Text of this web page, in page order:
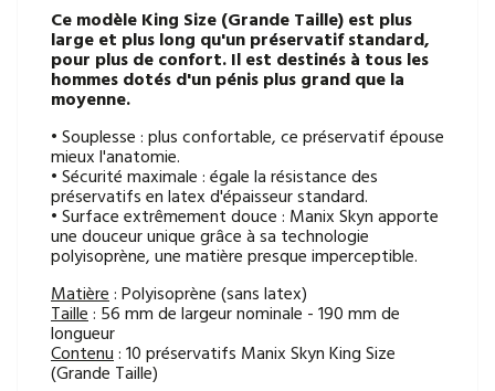
Ce modèle King Size (Grande Taille) est plus
large et plus long qu'un préservatif standard,
pour plus de confort. Il est destinés à tous les
hommes dotés d'un pénis plus grand que la
moyenne.
• Souplesse : plus confortable, ce préservatif épouse
mieux l'anatomie.
• Sécurité maximale : égale la résistance des
préservatifs en latex d'épaisseur standard.
• Surface extrêmement douce : Manix Skyn apporte
une douceur unique grâce à sa technologie
polyisoprène, une matière presque imperceptible.
Matière: Polyisoprène (sans latex)
Taille: 56 mm de largeur nominale - 190 mm de
longueur
Contenu: 10 préservatifs Manix Skyn King Size
(Grande Taille)